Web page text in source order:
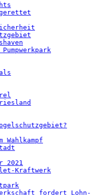
Wahlkampf
2021
Kraftwerk
fordert Lohn-